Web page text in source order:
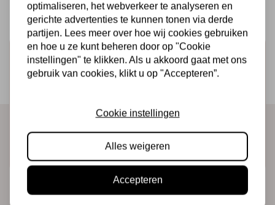
Schrijf je in voor de nieuwsbrief
Ontvang als eerste onze actie en nieuwe producten
optimaliseren, het webverkeer te analyseren en
gerichte advertenties te kunnen tonen via derde
partijen. Lees meer over hoe wij cookies gebruiken
en hoe u ze kunt beheren door op "Cookie
instellingen" te klikken. Als u akkoord gaat met ons
gebruik van cookies, klikt u op "Accepteren”.
Cookie instellingen
Alles weigeren
Accepteren